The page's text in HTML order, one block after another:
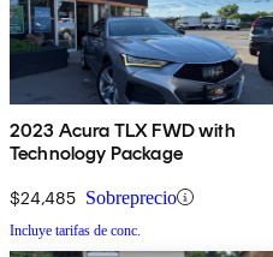
2023 Acura TLX FWD with
Technology Package
$24,485 Sobreprecio
Incluye tarifas de conc.